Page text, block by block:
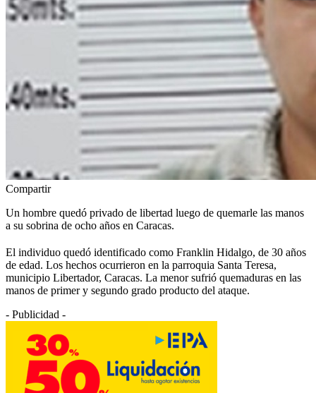
Compartir
Un hombre quedó privado de libertad luego de quemarle las manos
a su sobrina de ocho años en Caracas.
El individuo quedó identificado como Franklin Hidalgo, de 30 años
de edad. Los hechos ocurrieron en la parroquia Santa Teresa,
municipio Libertador, Caracas. La menor sufrió quemaduras en las
manos de primer y segundo grado producto del ataque.
- Publicidad -